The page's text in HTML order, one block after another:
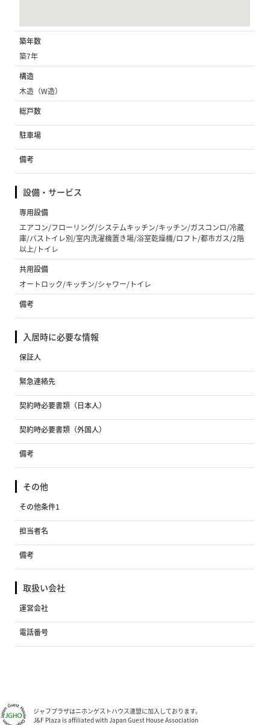
築年数
築7年
構造
木造（W造）
総戸数
駐車場
備考
設備・サービス
専用設備
エアコン/フローリング/システムキッチン/キッチン/ガスコンロ/冷蔵
庫/バストイレ別/室内洗濯機置き場/浴室乾燥機/ロフト/都市ガス/2階
以上/トイレ
共用設備
オートロック/キッチン/シャワー/トイレ
備考
入居時に必要な情報
保証人
緊急連絡先
契約時必要書類（日本人）
契約時必要書類（外国人）
備考
その他
その他条件1
担当者名
備考
取扱い会社
運営会社
電話番号
ジャフプラザはニホンゲストハウス連盟に加入しております。
J&F Plaza is affiliated with Japan Guest House Association